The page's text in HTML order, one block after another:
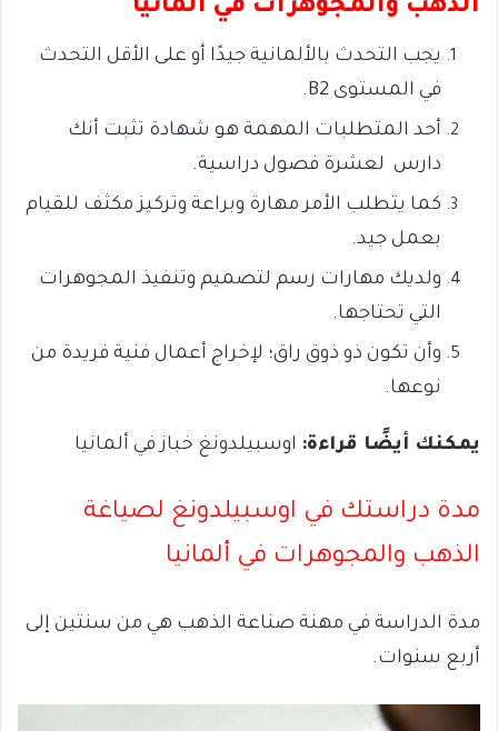
الذهب والمجوهرات في ألمانيا
يجب التحدث بالألمانية جيدًا أو على الأقل التحدث
في المستوى B2.
أحد المتطلبات المهمة هو شهادة تثبت أنك
دارس لعشرة فصول دراسية.
كما يتطلب الأمر مهارة وبراعة وتركيز مكثف للقيام
بعمل جيد.
ولديك مهارات رسم لتصميم وتنفيذ المجوهرات
التي تحتاجها.
وأن تكون ذو ذوق راق؛ لإخراج أعمال فنية فريدة من
نوعها.
يمكنك أيضًا قراءة: اوسبيلدونغ خباز في ألمانيا
مدة دراستك في اوسبيلدونغ لصياغة
الذهب والمجوهرات في ألمانيا
مدة الدراسة في مهنة صناعة الذهب هي من سنتين إلى
أربع سنوات.